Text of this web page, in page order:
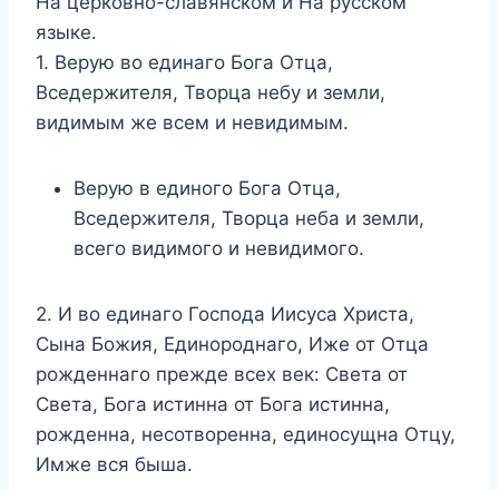
языке.
1. Верую во единаго Бога Отца,
Вседержителя, Творца небу и земли,
видимым же всем и невидимым.
Верую в единого Бога Отца,
Вседержителя, Творца неба и земли,
всего видимого и невидимого.
2. И во единаго Господа Иисуса Христа,
Сына Божия, Единороднаго, Иже от Отца
рожденнаго прежде всех век: Света от
Света, Бога истинна от Бога истинна,
рожденна, несотворенна, единосущна Отцу,
Имже вся быша.